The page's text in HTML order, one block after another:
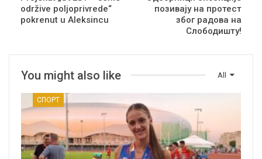
održive poljoprivrede“
pokrenut u Aleksincu
позивају на протест
због радова на
Слободишту!
All
You might also like
СПОРТ